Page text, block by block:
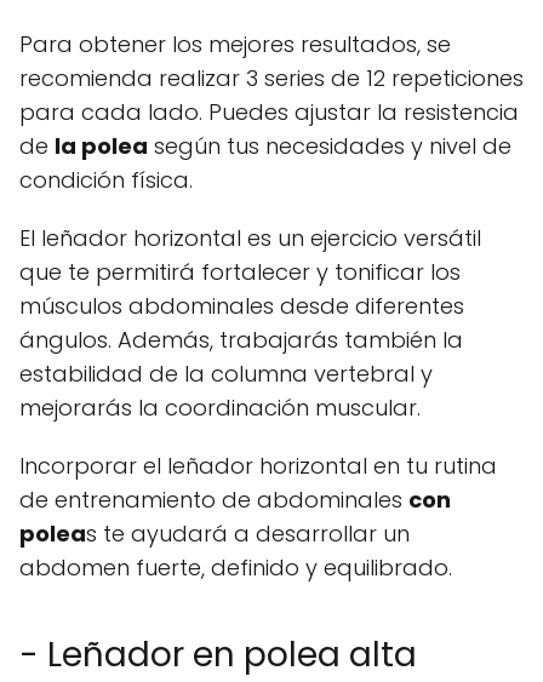
Para obtener los mejores resultados, se
recomienda realizar 3 series de 12 repeticiones
para cada lado. Puedes ajustar la resistencia
de la polea según tus necesidades y nivel de
condición física.
El leñador horizontal es un ejercicio versátil
que te permitirá fortalecer y tonificar los
músculos abdominales desde diferentes
ángulos. Además, trabajarás también la
estabilidad de la columna vertebral y
mejorarás la coordinación muscular.
Incorporar el leñador horizontal en tu rutina
de entrenamiento de abdominales con
poleas te ayudará a desarrollar un
abdomen fuerte, definido y equilibrado.
- Leñador en polea alta